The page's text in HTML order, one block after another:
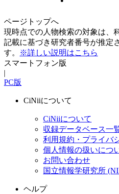
ページトップへ
現時点での人物検索の対象は、
記載に基づき研究者番号が推定
す。
※詳しい説明はこちら
スマートフォン版
|
PC版
CiNiiについて
CiNiiについて
収録データベース一
利用規約・プライバ
個人情報の扱いにつ
お問い合わせ
国立情報学研究所
ヘルプ